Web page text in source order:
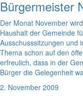
Bürgermeister
Der Monat November
Haushalt der Gemeinde
Ausschusssitzungen und
Thema schon auf den
erfreulich, dass in der
Bürger die Gelegenheit
2. November 2009